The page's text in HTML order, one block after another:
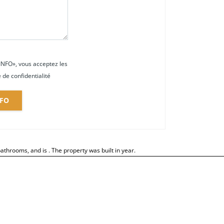
vous acceptez les
de confidentialité
and is . The property was built in year.